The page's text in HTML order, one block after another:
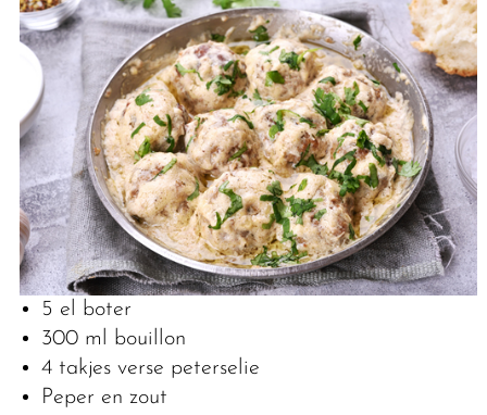
5 el boter
300 ml bouillon
4 takjes verse peterselie
Peper en zout